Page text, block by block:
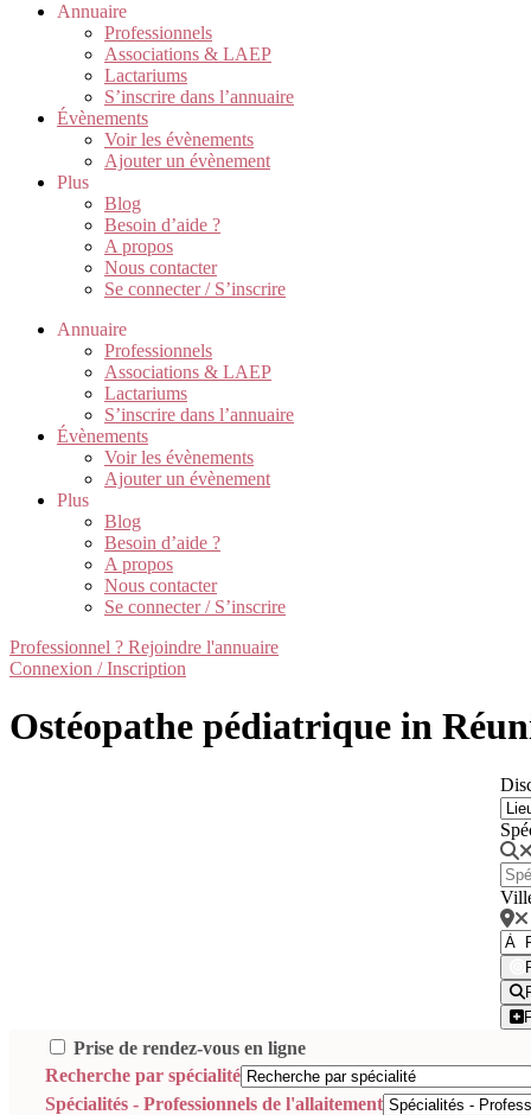
Annuaire
Professionnels
Associations & LAEP
Lactariums
S’inscrire dans l’annuaire
Évènements
Voir les évènements
Ajouter un évènement
Plus
Blog
Besoin d’aide ?
A propos
Nous contacter
Se connecter / S’inscrire
Annuaire
Professionnels
Associations & LAEP
Lactariums
S’inscrire dans l’annuaire
Évènements
Voir les évènements
Ajouter un évènement
Plus
Blog
Besoin d’aide ?
A propos
Nous contacter
Se connecter / S’inscrire
Professionnel ? Rejoindre l'annuaire
Connexion / Inscription
Ostéopathe pédiatrique in
Prise de rendez-vous en ligne
Recherche par spécialité
Spécialités - Professionnels de l'allaitement